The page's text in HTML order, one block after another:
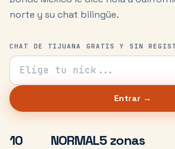
norte y su chat bilingüe.
CHAT DE TIJUANA GRATIS Y SIN
Tu nick para el chat
Entrar →
10 NORMAL5 zonas